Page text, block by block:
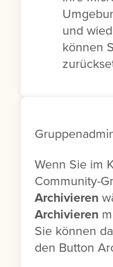
und
können
Wenn Sie im
Community-
Archivieren
Archivieren
Sie können
den Button